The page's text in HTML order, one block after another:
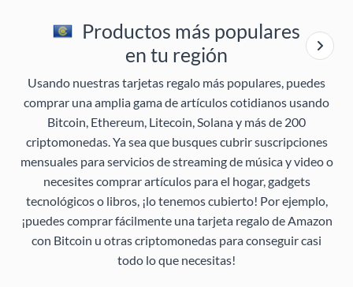
Productos más populares
en tu región
Usando nuestras tarjetas regalo más populares, puedes
comprar una amplia gama de artículos cotidianos usando
Bitcoin, Ethereum, Litecoin, Solana y más de 200
criptomonedas. Ya sea que busques cubrir suscripciones
mensuales para servicios de streaming de música y video o
necesites comprar artículos para el hogar, gadgets
tecnológicos o libros, ¡lo tenemos cubierto! Por ejemplo,
¡puedes comprar fácilmente una tarjeta regalo de Amazon
con Bitcoin u otras criptomonedas para conseguir casi
todo lo que necesitas!